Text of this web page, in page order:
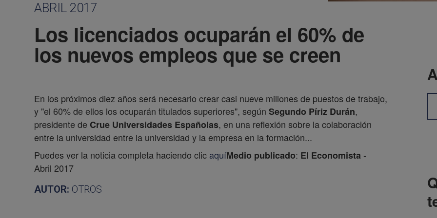
ABRIL 2017
Los licenciados ocuparán el 60% de
los nuevos empleos que se creen
En los próximos diez años será necesario crear casi nueve millones de puestos de trabajo,
y "el 60% de ellos los ocuparán titulados superiores", según Segundo Píriz Durán,
presidente de Crue Universidades Españolas, en una reflexión sobre la colaboración
entre la universidad entre la universidad y la empresa en la formación...
Puedes ver la noticia completa haciendo clic aquíMedio publicado: El Economista -
Abril 2017
AUTOR: OTROS